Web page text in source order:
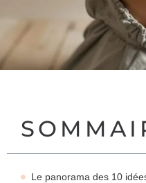
Le panorama des 10